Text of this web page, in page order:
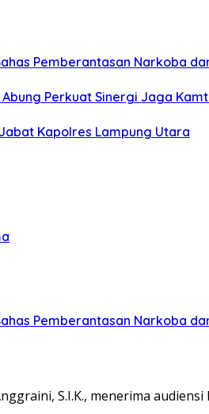
Pemberantasan Narkoba
Perkuat Sinergi Jaga
Kapolres Lampung Utara
Pemberantasan Narkoba
S.I.K., menerima